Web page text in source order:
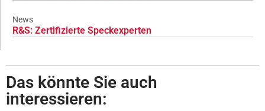
News
R&S: Zertifizierte Speckexperten
Das könnte Sie auch
interessieren: